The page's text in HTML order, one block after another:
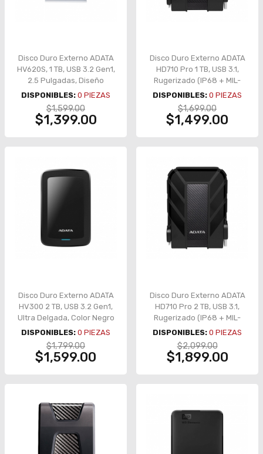
Disco Duro Externo ADATA
HV620S, 1 TB, USB 3.2 Gen1,
2.5 Pulgadas, Diseño
Ultrafino, Color Negro -
AHV620S-1TU31-CBK
DISPONIBLES: 0 PIEZAS
$1,599.00
$1,399.00
Disco Duro Externo ADATA
HD710 Pro 1 TB, USB 3.1,
Rugerizado (IP68 + MIL-
STD-810G), Color Negro –
AHD710P-1TU31-CBK
DISPONIBLES: 0 PIEZAS
$1,699.00
$1,499.00
Disco Duro Externo ADATA
HV300 2 TB, USB 3.2 Gen1,
Ultra Delgada, Color Negro
– AHV300-2TU31-CBK
DISPONIBLES: 0 PIEZAS
$1,799.00
$1,599.00
Disco Duro Externo ADATA
HD710 Pro 2 TB, USB 3.1,
Rugerizado (IP68 + MIL-
STD-810G), Color Negro –
AHD710P-2TU31-CBK
DISPONIBLES: 0 PIEZAS
$2,099.00
$1,899.00